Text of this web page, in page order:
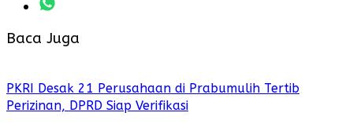
Baca Juga
PKRI Desak 21 Perusahaan di Prabumulih Tertib
Perizinan, DPRD Siap Verifikasi